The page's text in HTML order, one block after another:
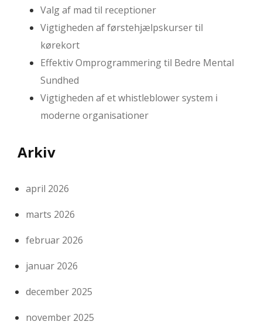
Valg af mad til receptioner
Vigtigheden af førstehjælpskurser til
kørekort
Effektiv Omprogrammering til Bedre Mental
Sundhed
Vigtigheden af et whistleblower system i
moderne organisationer
Arkiv
april 2026
marts 2026
februar 2026
januar 2026
december 2025
november 2025